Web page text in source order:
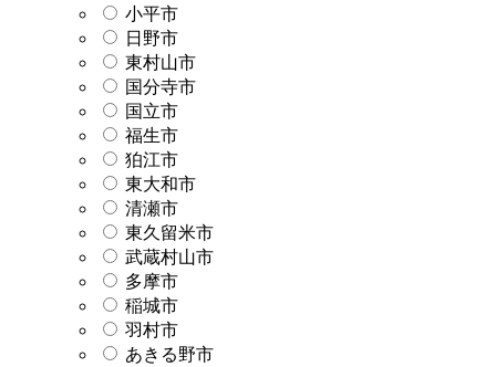
小平市
日野市
東村山市
国分寺市
国立市
福生市
狛江市
東大和市
清瀬市
東久留米市
武蔵村山市
多摩市
稲城市
羽村市
あきる野市